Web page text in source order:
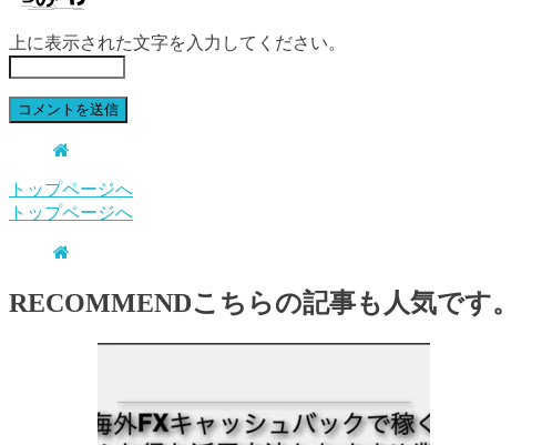
上に表示された文字を入力してください。
トップページへ
トップページへ
RECOMMENDこちらの記事も人気です。